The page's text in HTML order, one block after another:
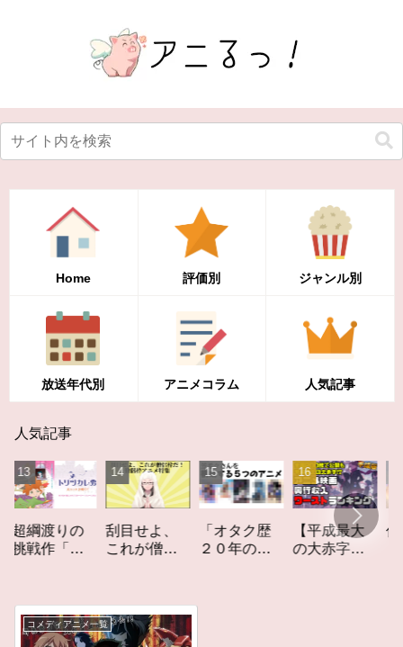
Home 評価別 ジャンル別
放送年代別 アニメコラム 人気記事
人気記事
渡りの
作「ト
刮目せよ、
これが僧侶
メ」特集ア
ニメコラム
「オタク歴
２０年の私
メ」アニメ
コラム #私を
構成する5つ
【平成最大
の大赤字】
作家性
りかす
コメディアニメ一覧